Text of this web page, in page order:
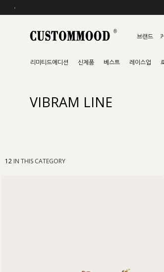
‹
브랜드
리미티드에디션 신제품 베스트 레이스업
VIBRAM LINE
12 IN THIS CATEGORY